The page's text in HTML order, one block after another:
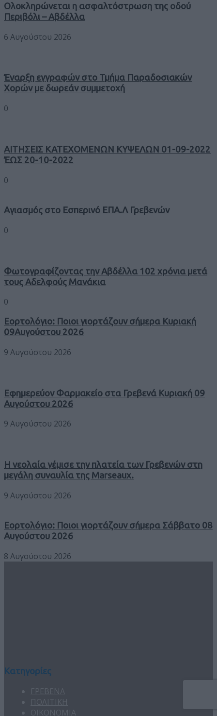
Ολοκληρώνεται η ασφαλτόστρωση της οδού
Περιβόλι – Αβδέλλα
6 Αυγούστου 2026
Έναρξη εγγραφών στο Τμήμα Παραδοσιακών
Χορών με δωρεάν συμμετοχή
0
ΑΙΤΗΣΕΙΣ ΚΑΤΕΧΟΜΕΝΩΝ ΚΥΨΕΛΩΝ 01-09-2022
ΈΩΣ 20-10-2022
0
Αγιασμός στο Εσπερινό ΕΠΑ.Λ Γρεβενών
0
Φωτογραφίζοντας την Αβδέλλα 102 χρόνια μετά
τους Αδελφούς Μανάκια
0
Εορτολόγιο: Ποιοι γιορτάζουν σήμερα Κυριακή
09Αυγούστου 2026
9 Αυγούστου 2026
Εφημερεύον Φαρμακείο στα Γρεβενά Κυριακή 09
Αυγούστου 2026
9 Αυγούστου 2026
Η νεολαία γέμισε την πλατεία των Γρεβενών στη
μεγάλη συναυλία της Marseaux.
9 Αυγούστου 2026
Εορτολόγιο: Ποιοι γιορτάζουν σήμερα Σάββατο 08
Αυγούστου 2026
8 Αυγούστου 2026
Κατηγορίες
ΓΡΕΒΕΝΑ
ΠΟΛΙΤΙΚΗ
ΟΙΚΟΝΟΜΙΑ